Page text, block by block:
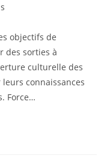
objectifs de
des sorties à
culturelle des
connaissances
Force…